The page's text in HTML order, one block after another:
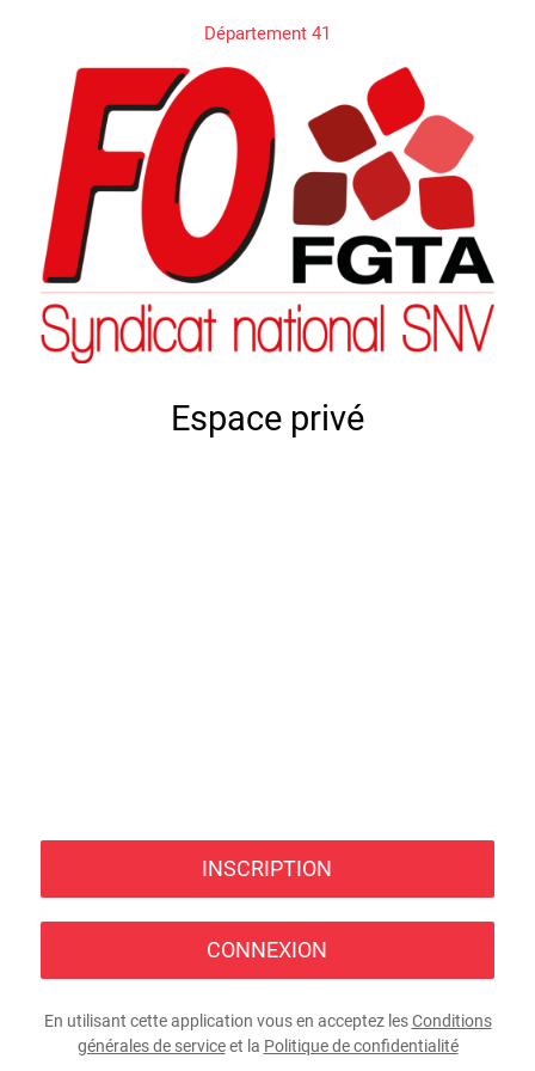
Département 41
Espace privé
INSCRIPTION
CONNEXION
En utilisant cette application vous en acceptez lesConditions
générales de serviceet la Politique de confidentialité